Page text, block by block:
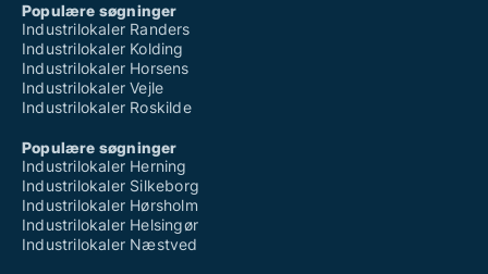
Populære søgninger
Industrilokaler Randers
Industrilokaler Kolding
Industrilokaler Horsens
Industrilokaler Vejle
Industrilokaler Roskilde
Populære søgninger
Industrilokaler Herning
Industrilokaler Silkeborg
Industrilokaler Hørsholm
Industrilokaler Helsingør
Industrilokaler Næstved